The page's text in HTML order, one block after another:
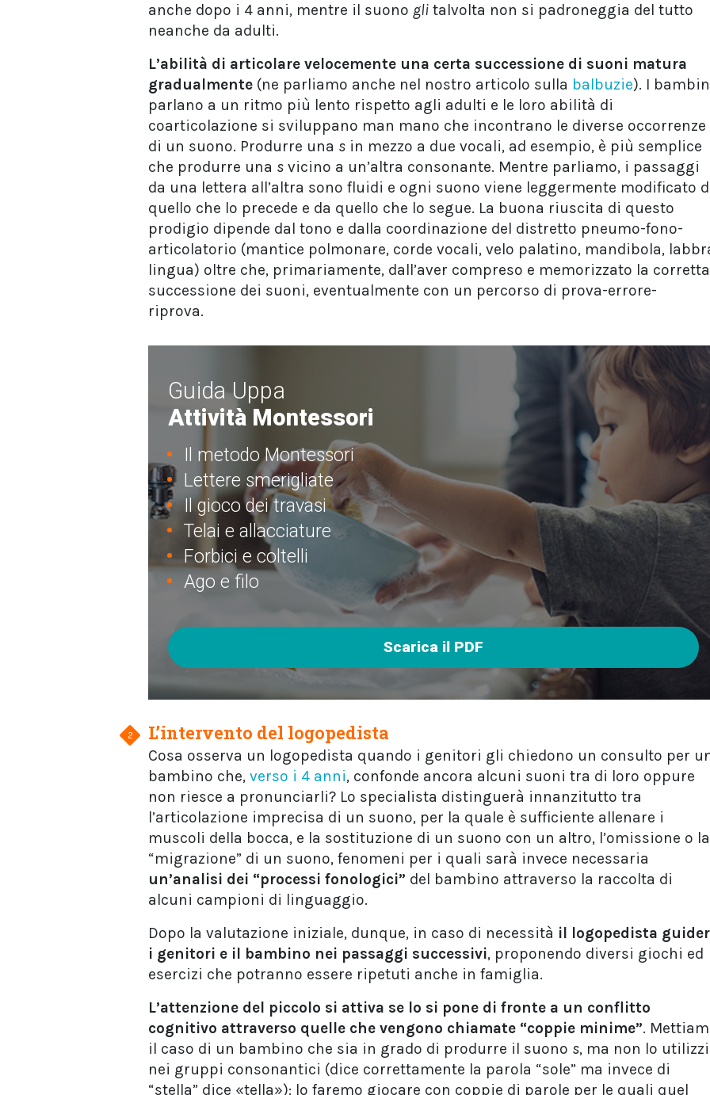
anche dopo i 4 anni, mentre il suono gli talvolta non si padroneggia del tutto
neanche da adulti.
L’abilità di articolare velocemente una certa successione di suoni matura
gradualmente (ne parliamo anche nel nostro articolo sulla balbuzie). I
parlano a un ritmo più lento rispetto agli adulti e le loro abilità di
coarticolazione si sviluppano man mano che incontrano le diverse occorrenze
di un suono. Produrre una s in mezzo a due vocali, ad esempio, è più semplice
che produrre una s vicino a un’altra consonante. Mentre parliamo, i passaggi
da una lettera all’altra sono fluidi e ogni suono viene leggermente modificato
quello che lo precede e da quello che lo segue. La buona riuscita di questo
prodigio dipende dal tono e dalla coordinazione del distretto pneumo-fono-
articolatorio (mantice polmonare, corde vocali, velo palatino, mandibola,
lingua) oltre che, primariamente, dall’aver compreso e memorizzato la corretta
successione dei suoni, eventualmente con un percorso di prova-errore-
riprova.
Guida Uppa
Attività Montessori
Il metodo Montessori
Lettere smerigliate
Il gioco dei travasi
Telai e allacciature
Forbici e coltelli
Ago e filo
Scarica il PDF
L’intervento del logopedista
Cosa osserva un logopedista quando i genitori gli chiedono un consulto per
bambino che, verso i 4 anni, confonde ancora alcuni suoni tra di loro oppure
non riesce a pronunciarli? Lo specialista distinguerà innanzitutto tra
l’articolazione imprecisa di un suono, per la quale è sufficiente allenare i
muscoli della bocca, e la sostituzione di un suono con un altro, l’omissione o la
“migrazione” di un suono, fenomeni per i quali sarà invece necessaria
un’analisi dei “processi fonologici” del bambino attraverso la raccolta di
alcuni campioni di linguaggio.
Dopo la valutazione iniziale, dunque, in caso di necessità il logopedista
i genitori e il bambino nei passaggi successivi, proponendo diversi giochi ed
esercizi che potranno essere ripetuti anche in famiglia.
L’attenzione del piccolo si attiva se lo si pone di fronte a un conflitto
cognitivo attraverso quelle che vengono chiamate “coppie minime”.
il caso di un bambino che sia in grado di produrre il suono s, ma non lo utilizzi
nei gruppi consonantici (dice correttamente la parola “sole” ma invece di
“stella” dice «tella»): lo faremo giocare con coppie di parole per le quali quel